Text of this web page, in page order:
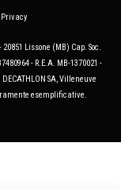
Privacy
Lissone (MB) Cap. Soc.
- R.E.A. MB-1370021 -
SA, Villeneuve
esemplificative.